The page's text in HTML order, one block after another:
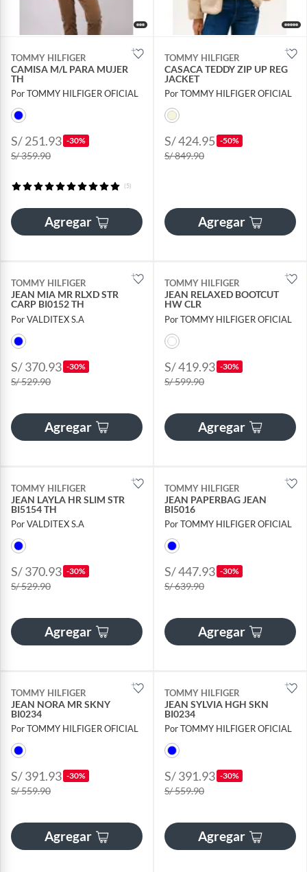
TOMMY HILFIGER
CAMISA M/L PARA MUJER
TH
Por TOMMY HILFIGER OFICIAL
S/ 251.93 -30%
S/ 359.90
(5)
Agregar
TOMMY HILFIGER
CASACA TEDDY ZIP UP REG
JACKET
Por TOMMY HILFIGER OFICIAL
S/ 424.95 -50%
S/ 849.90
Agregar
TOMMY HILFIGER
JEAN MIA MR RLXD STR
CARP BI0152 TH
Por VALDITEX S.A
S/ 370.93 -30%
S/ 529.90
Agregar
TOMMY HILFIGER
JEAN RELAXED BOOTCUT
HW CLR
Por TOMMY HILFIGER OFICIAL
S/ 419.93 -30%
S/ 599.90
Agregar
TOMMY HILFIGER
JEAN LAYLA HR SLIM STR
BI5154 TH
Por VALDITEX S.A
S/ 370.93 -30%
S/ 529.90
Agregar
TOMMY HILFIGER
JEAN PAPERBAG JEAN
BI5016
Por TOMMY HILFIGER OFICIAL
S/ 447.93 -30%
S/ 639.90
Agregar
TOMMY HILFIGER
JEAN NORA MR SKNY
BI0234
Por TOMMY HILFIGER OFICIAL
S/ 391.93 -30%
S/ 559.90
Agregar
TOMMY HILFIGER
JEAN SYLVIA HGH SKN
BI0234
Por TOMMY HILFIGER OFICIAL
S/ 391.93 -30%
S/ 559.90
Agregar